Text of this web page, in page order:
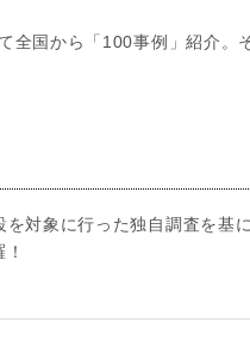
国から「100事例」紹介。
対象に行った独自調査を基